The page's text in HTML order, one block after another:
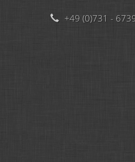
+49 (0)731 -